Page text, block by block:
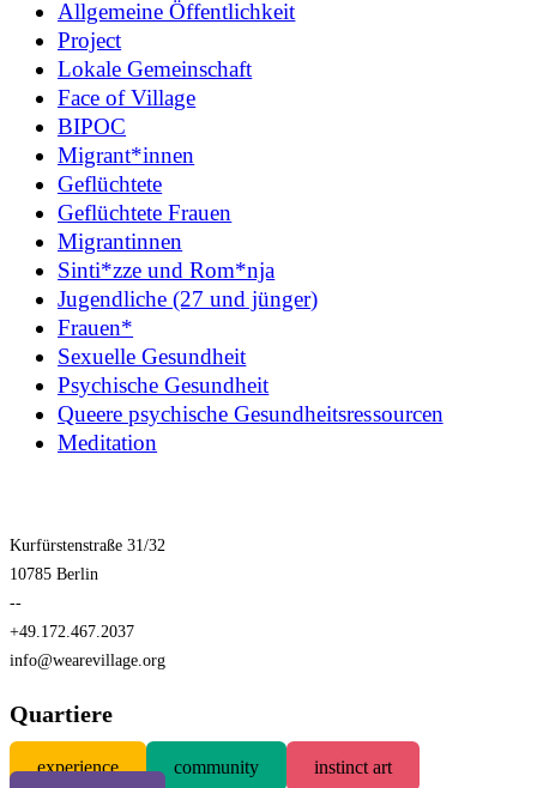
Allgemeine Öffentlichkeit
Project
Lokale Gemeinschaft
Face of Village
BIPOC
Migrant*innen
Geflüchtete
Geflüchtete Frauen
Migrantinnen
Sinti*zze und Rom*nja
Jugendliche (27 und jünger)
Frauen*
Sexuelle Gesundheit
Psychische Gesundheit
Queere psychische Gesundheitsressourcen
Meditation
Kurfürstenstraße 31/32
10785 Berlin
--
+49.172.467.2037
info@wearevillage.org
Quartiere
experience community
instinct art